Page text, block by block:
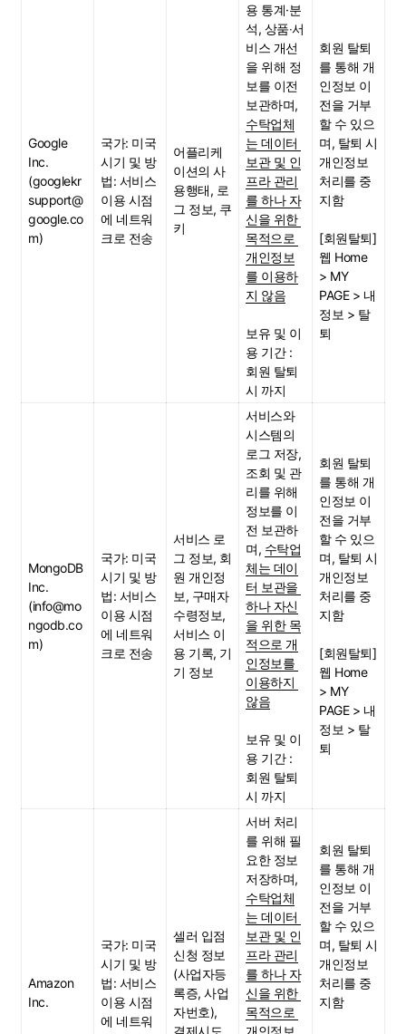
Google
Inc.
(googlekr
support@
google.co
m)
국가: 미국
시기 및 방
법: 서비스
이용 시점
에 네트워
크로 전송
어플리케
이션의 사
용행태, 로
그 정보, 쿠
키
용 통계·분
석, 상품‧서
비스 개선
을 위해 정
보를 이전
수탁업체
는 데이터
보관 및 인
프라 관리
를 하나 자
신을 위한
목적으로
개인정보
를 이용하
지 않음
보유 및 이
용 기간 :
회원 탈퇴
시 까지
회원 탈퇴
를 통해 개
인정보 이
전을 거부
할 수 있으
며, 탈퇴 시
개인정보
처리를 중
지함
[회원탈퇴]
웹 Home
> MY
PAGE > 내
정보 > 탈
퇴
MongoDB
Inc.
(info@mo
ngodb.co
m)
국가: 미국
시기 및 방
법: 서비스
이용 시점
에 네트워
크로 전송
서비스 로
그 정보, 회
원 개인정
보, 구매자
수령정보,
서비스 이
용 기록, 기
기 정보
서비스와
시스템의
로그 저장,
조회 및 관
리를 위해
정보를 이
전 보관하
며, 수탁업
체는 데이
터 보관을
하나 자신
을 위한 목
적으로 개
인정보를
이용하지
않음
보유 및 이
용 기간 :
회원 탈퇴
시 까지
회원 탈퇴
를 통해 개
인정보 이
전을 거부
할 수 있으
며, 탈퇴 시
개인정보
처리를 중
지함
[회원탈퇴]
웹 Home
> MY
PAGE > 내
정보 > 탈
퇴
Amazon
Inc.
국가: 미국
시기 및 방
법: 서비스
이용 시점
에 네트워
셀러 입점
신청 정보
(사업자등
록증, 사업
자번호),
결제시도
서버 처리
를 위해 필
요한 정보
수탁업체
는 데이터
보관 및 인
프라 관리
를 하나 자
신을 위한
목적으로
개인정보
회원 탈퇴
를 통해 개
인정보 이
전을 거부
할 수 있으
며, 탈퇴 시
개인정보
처리를 중
지함